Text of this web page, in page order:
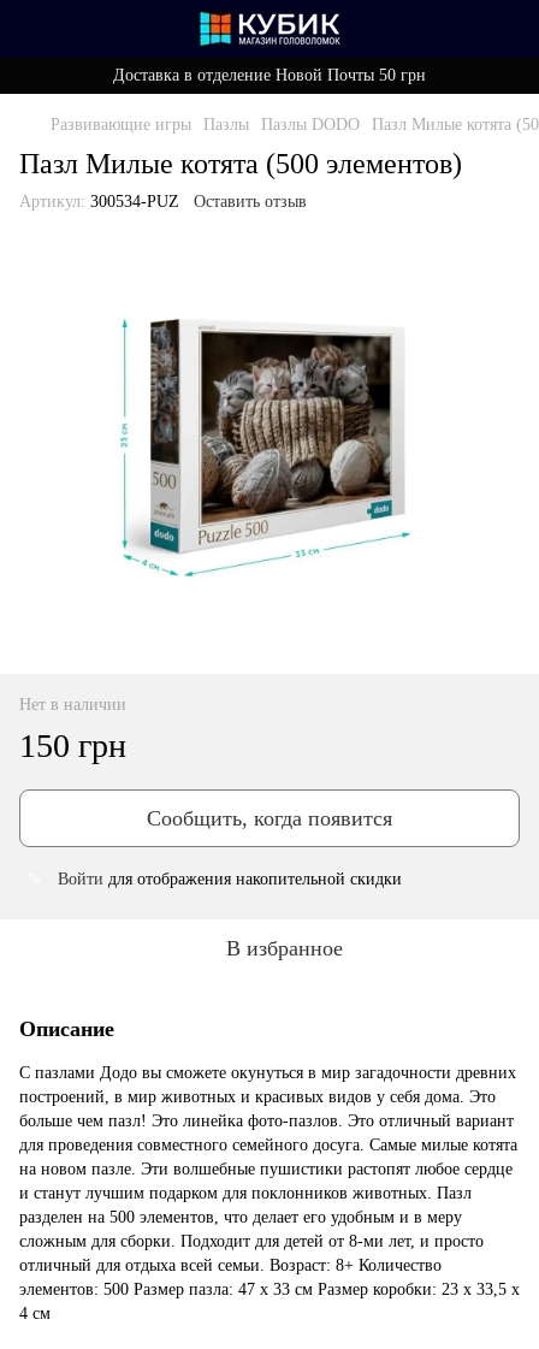
Доставка в отделение Новой Почты 50 грн
Развивающие игры Пазлы Пазлы DODO Пазл Милые котята
Пазл Милые котята (500 элементов)
Артикул: 300534-PUZ Оставить отзыв
Нет в наличии
150 грн
Сообщить, когда появится
Войти для отображения накопительной скидки
В избранное
Описание
С пазлами Додо вы сможете окунуться в мир загадочности древних
построений, в мир животных и красивых видов у себя дома. Это
больше чем пазл! Это линейка фото-пазлов. Это отличный вариант
для проведения совместного семейного досуга. Самые милые котята
на новом пазле. Эти волшебные пушистики растопят любое сердце
и станут лучшим подарком для поклонников животных. Пазл
разделен на 500 элементов, что делает его удобным и в меру
сложным для сборки. Подходит для детей от 8-ми лет, и просто
отличный для отдыха всей семьи. Возраст: 8+ Количество
элементов: 500 Размер пазла: 47 х 33 см Размер коробки: 23 х 33,5 х
4 см